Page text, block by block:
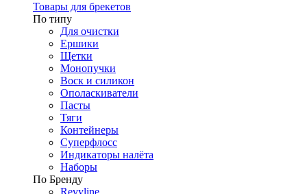
Товары для брекетов
По типу
Для очистки
Ершики
Щетки
Монопучки
Воск и силикон
Ополаскиватели
Пасты
Тяги
Контейнеры
Суперфлосс
Индикаторы налёта
Наборы
По Бренду